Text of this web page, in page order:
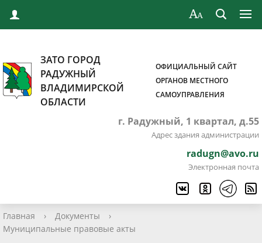
ЗАТО ГОРОД
РАДУЖНЫЙ
ВЛАДИМИРСКОЙ
ОБЛАСТИ
ОФИЦИАЛЬНЫЙ САЙТ
ОРГАНОВ МЕСТНОГО
САМОУПРАВЛЕНИЯ
г. Радужный, 1 квартал, д.55
Адрес здания администрации
radugn@avo.ru
Электронная почта
Главная › Документы
›
Муниципальные правовые акты